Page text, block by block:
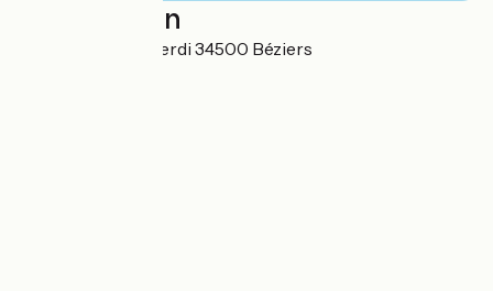
Localisation
2 Rue Giuseppe Verdi 34500 Béziers